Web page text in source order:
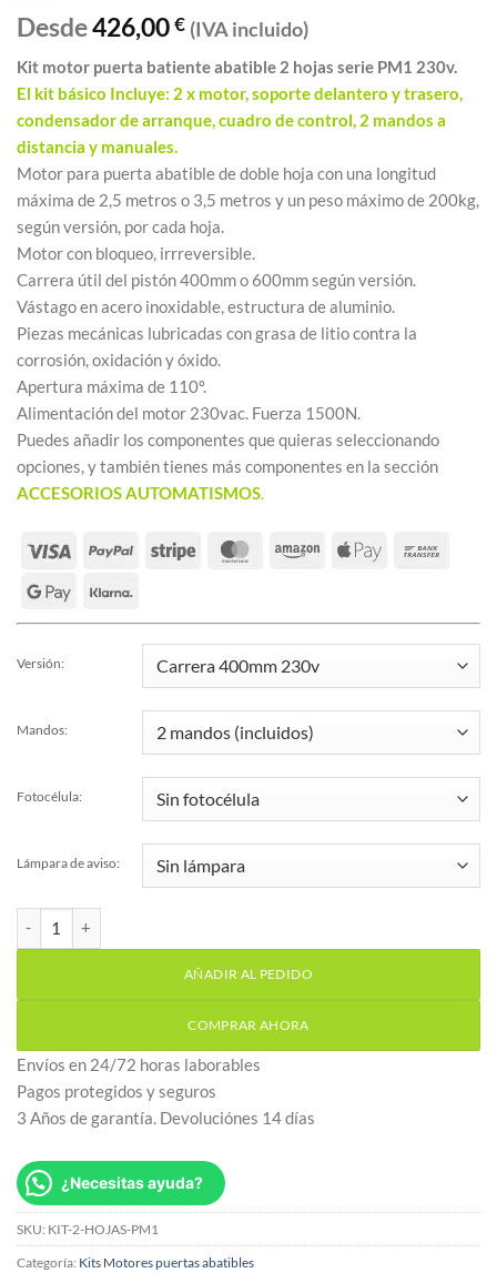
Desde426,00€ (IVA incluido)
Kit motor puerta batiente abatible 2 hojas serie PM1 230v.
El kit básico Incluye: 2 x motor, soporte delantero y trasero,
condensador de arranque, cuadro de control, 2 mandos a
distancia y manuales.
Motor para puerta abatible de doble hoja con una longitud
máxima de 2,5 metros o 3,5 metros y un peso máximo de 200kg,
según versión, por cada hoja.
Motor con bloqueo, irrreversible.
Carrera útil del pistón 400mm o 600mm según versión.
Vástago en acero inoxidable, estructura de aluminio.
Piezas mecánicas lubricadas con grasa de litio contra la
corrosión, oxidación y óxido.
Apertura máxima de 110º.
Alimentación del motor 230vac. Fuerza 1500N.
Puedes añadir los componentes que quieras seleccionando
opciones, y también tienes más componentes en la sección
ACCESORIOS AUTOMATISMOS
Versión:
Mandos:
Fotocélula:
Lámpara de aviso:
Kit motor puerta batiente abatible 2 hojas serie PM1 230v
AÑADIR AL PEDIDO
COMPRAR AHORA
Envíos en 24/72 horas laborables
Pagos protegidos y seguros
3 Años de garantía. Devoluciónes 14 días
¿Necesitas ayuda?
SKU: KIT-2-HOJAS-PM1
Categoría: Kits Motores puertas abatibles